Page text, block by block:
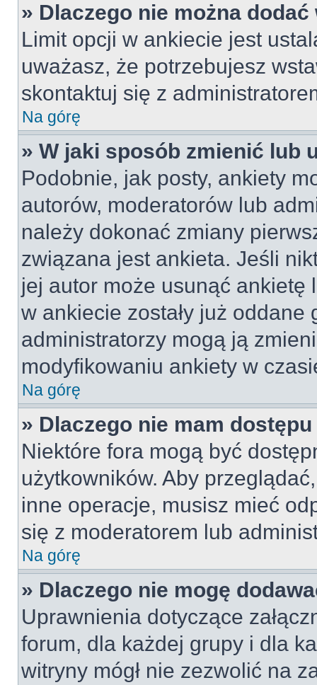
» Dlaczego nie można
Limit opcji w ankiecie jest
uważasz, że potrzebujesz
skontaktuj się z
Na górę
» W jaki sposób zmienić lub
Podobnie, jak posty, ankiety
autorów, moderatorów lub
należy dokonać zmiany
związana jest ankieta. Jeśli
jej autor może usunąć
w ankiecie zostały już oddane
administratorzy mogą ją
modyfikowaniu ankiety w
Na górę
» Dlaczego nie mam
Niektóre fora mogą być
użytkowników. Aby
inne operacje, musisz mieć
się z moderatorem lub
Na górę
» Dlaczego nie mogę
Uprawnienia dotyczące
forum, dla każdej grupy i dla
witryny mógł nie zezwolić na